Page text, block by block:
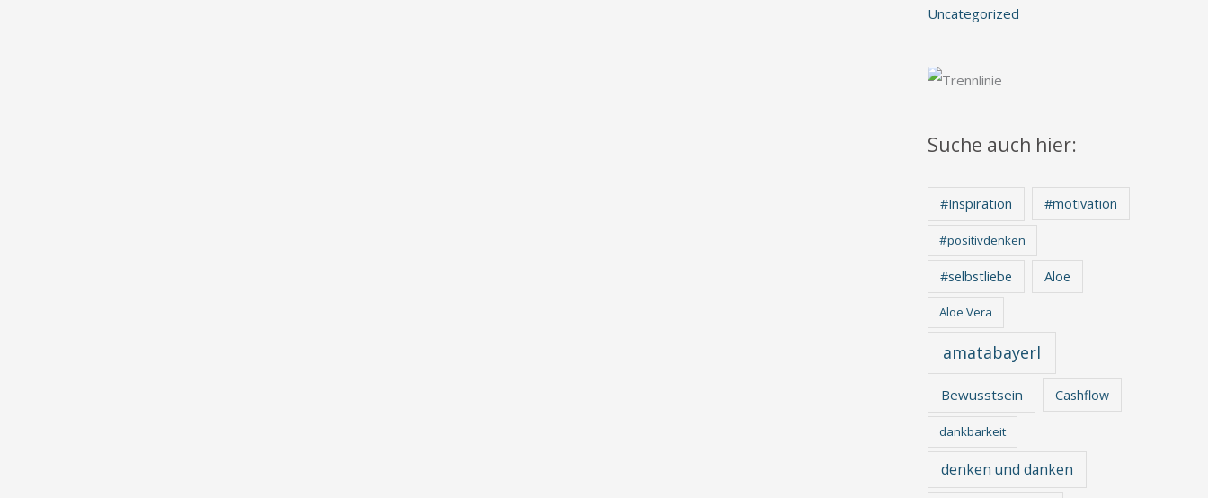
Uncategorized
Suche auch hier:
#Inspiration #motivation
#positivdenken
#selbstliebe Aloe
Aloe Vera
amatabayerl
Bewusstsein Cashflow
dankbarkeit
denken und danken